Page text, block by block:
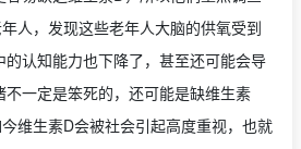
人，发现这些老年人大脑的供氧受到
认知能力也下降了，甚至还可能会导
一定是笨死的，还可能是缺维生素
维生素D会被社会引起高度重视，也就